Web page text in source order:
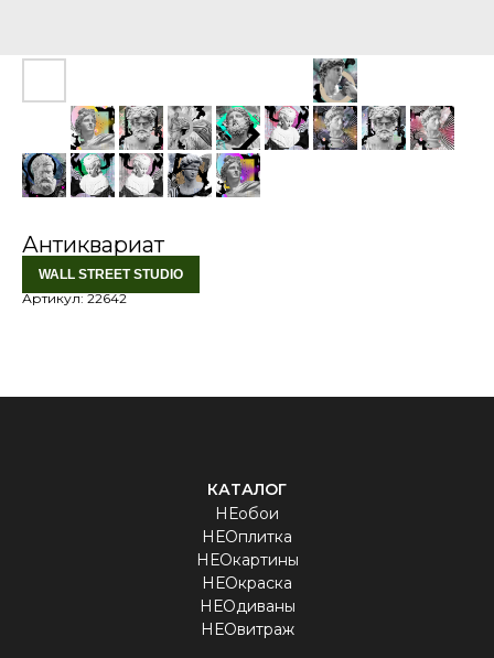
Антиквариат
WALL STREET STUDIO
Артикул:22642
КАТАЛОГ
НЕобои
НЕОплитка
НЕОкартины
НЕОкраска
НЕОдиваны
НЕОвитраж